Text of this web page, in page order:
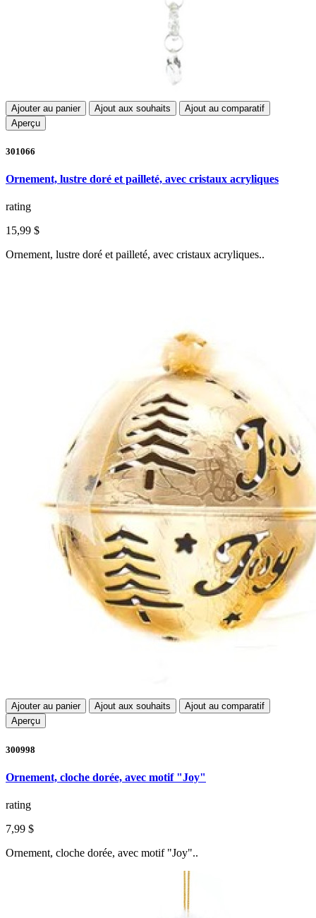
Ajouter au panier Ajout aux souhaits
Ajout au comparatif
Aperçu
301066
Ornement, lustre doré et pailleté, avec cristaux acryliques
rating
15,99 $
Ornement, lustre doré et pailleté, avec cristaux acryliques..
Ajouter au panier Ajout aux souhaits
Ajout au comparatif
Aperçu
300998
Ornement, cloche dorée, avec motif "Joy"
rating
7,99 $
Ornement, cloche dorée, avec motif "Joy"..